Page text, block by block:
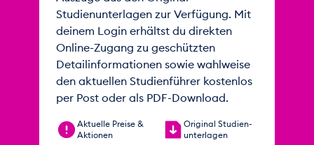
Studienunterlagen zur Verfügung. Mit
deinem Login erhältst du direkten
Online-Zugang zu geschützten
Detailinformationen sowie wahlweise
den aktuellen Studienführer kostenlos
per Post oder als PDF-Download.
Aktuelle Preise &
Aktionen
Original Studien­
unterlagen